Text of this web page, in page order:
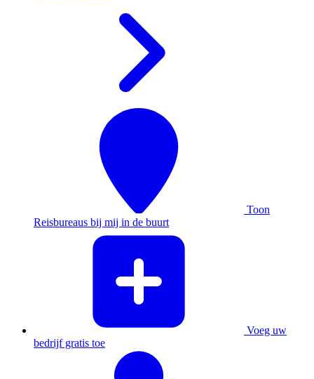
Toon
Reisbureaus bij mij in de buurt
Voeg uw
bedrijf gratis toe